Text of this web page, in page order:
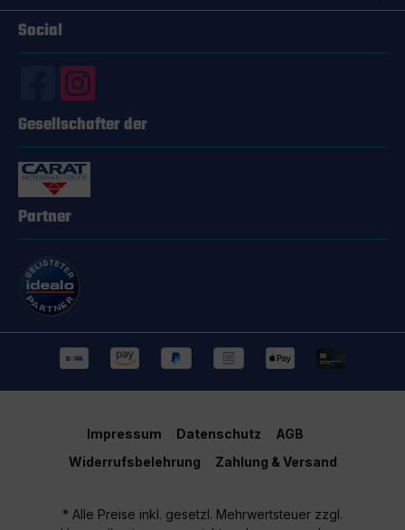
Social
Gesellschafter der
Partner
Impressum Datenschutz
AGB
Widerrufsbelehrung
Zahlung & Versand
* Alle Preise inkl. gesetzl. Mehrwertsteuer zzgl.